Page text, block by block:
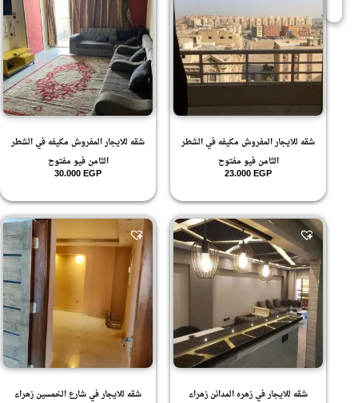
غير مصنف
10
بيزمينت
شقه للايجار المفروش مكيفه في الشطر
الثامن فيو مفتوح
23.000EGP
شقه للايجار المفروش مكيفه في الشطر
الثامن فيو مفتوح
30.000EGP
شقه للايجار في زهره المدائن زهراء
شقه للايجار في شارع الخمسين زهراء